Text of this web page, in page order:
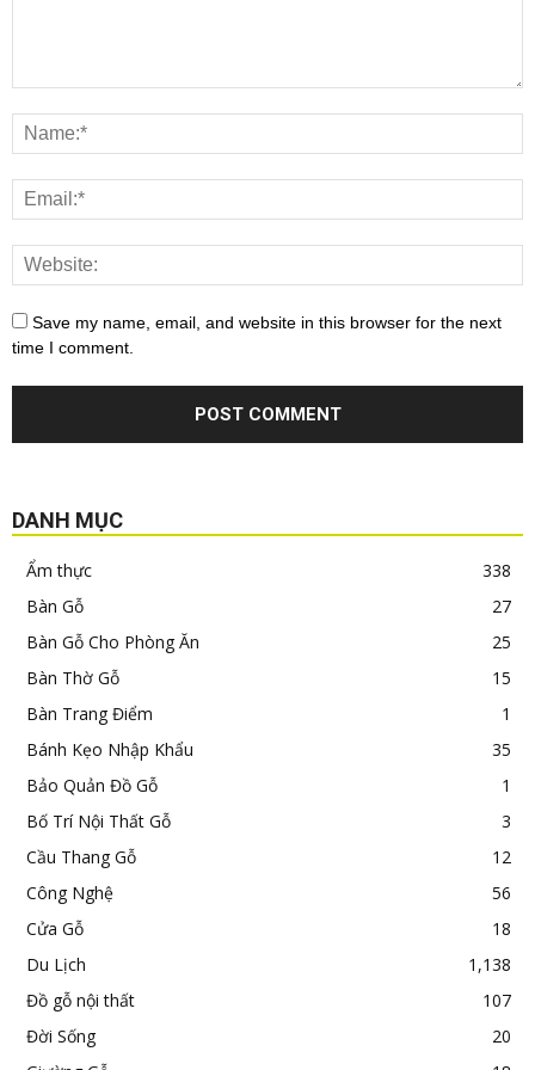
Save my name, email, and website in this browser for the next
time I comment.
DANH MỤC
Ẩm thực
338
Bàn Gỗ
27
Bàn Gỗ Cho Phòng Ăn
25
Bàn Thờ Gỗ
15
Bàn Trang Điểm
1
Bánh Kẹo Nhập Khẩu
35
Bảo Quản Đồ Gỗ
1
Bố Trí Nội Thất Gỗ
3
Cầu Thang Gỗ
12
Công Nghệ
56
Cửa Gỗ
18
Du Lịch
1,138
Đồ gỗ nội thất
107
Đời Sống
20